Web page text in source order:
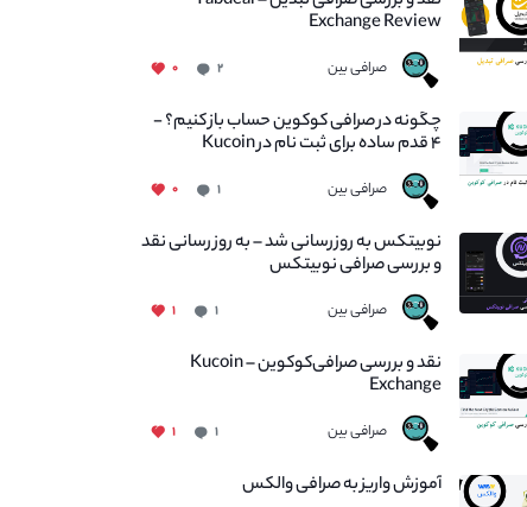
Exchange Review
صرافی بین ۲ ۰
چگونه در صرافی کوکوین حساب باز کنیم؟ -
۴ قدم ساده برای ثبت نام در Kucoin
صرافی بین ۱ ۰
نوبیتکس به روزرسانی شد – به روز رسانی نقد
و بررسی صرافی نوبیتکس
صرافی بین ۱ ۱
نقد و بررسی صرافی‌کوکوین – Kucoin
Exchange
صرافی بین ۱ ۱
آموزش واریز به صرافی والکس